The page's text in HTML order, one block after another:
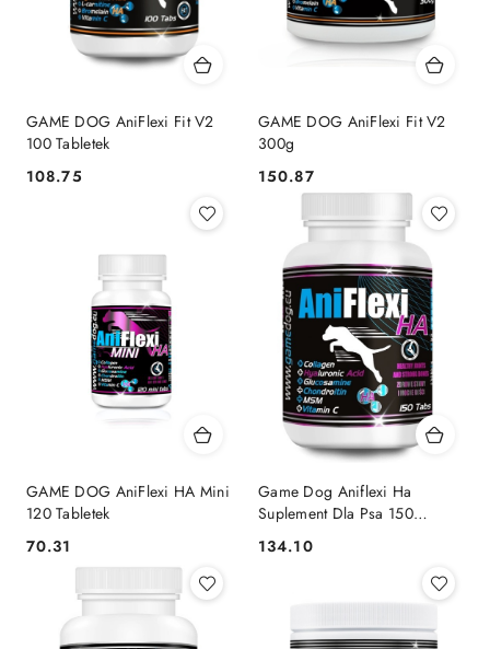
GAME DOG AniFlexi Fit V2
100 Tabletek
Cena:
108.75
GAME DOG AniFlexi Fit V2
300g
Cena:
150.87
GAME DOG AniFlexi HA Mini
120 Tabletek
Cena:
70.31
Game Dog Aniflexi Ha
Suplement Dla Psa 150
Cena:
134.10